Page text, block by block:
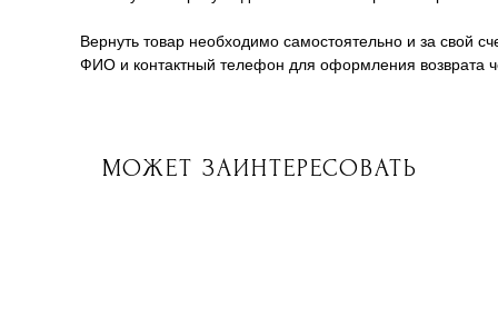
Вернуть товар необходимо самостоятельно и за свой
ФИО и контактный телефон для оформления возврата
МОЖЕТ ЗАИНТЕРЕСОВАТЬ